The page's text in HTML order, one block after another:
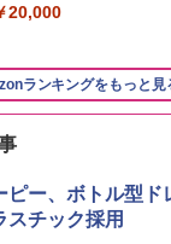
20,000
ランキングをもっと見
キンラーメン どんぶ
品 インスタント カッ
善] スチームオーブ
らし 二人暮らし フラ
ーム調理 自動メニュ
ピー、ボトル型ド
スチック採用